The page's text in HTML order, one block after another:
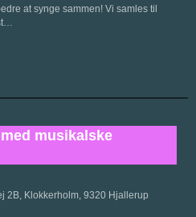
at synge sammen! Vi samles til
musikalske
2B, Klokkerholm, 9320 Hjallerup